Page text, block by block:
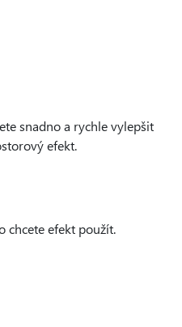
snadno a rychle vylepšit
efekt.
chcete efekt použít.